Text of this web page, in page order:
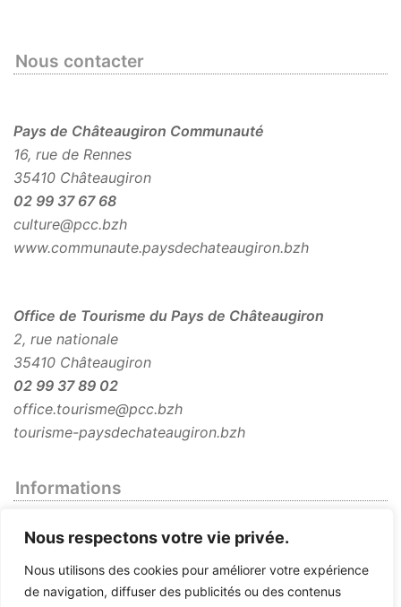
Nous respectons votre vie privée.
Nous utilisons des cookies pour améliorer votre expérience
de navigation, diffuser des publicités ou des contenus
Nous contacter
Pays de Châteaugiron Communauté
16, rue de Rennes
35410 Châteaugiron
02 99 37 67 68
culture@pcc.bzh
www.communaute.paysdechateaugiron.bzh
Office de Tourisme du Pays de Châteaugiron
2, rue nationale
35410 Châteaugiron
02 99 37 89 02
office.tourisme@pcc.bzh
tourisme-paysdechateaugiron.bzh
Informations
Infos pratiques
Plan du site